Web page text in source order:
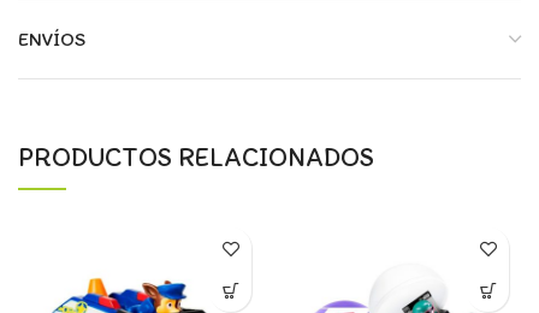
ENVÍOS
PRODUCTOS RELACIONADOS